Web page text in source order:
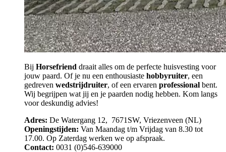
Bij Horsefriend draait alles om de perfecte huisvesting voor
jouw paard. Of je nu een enthousiaste hobbyruiter, een
gedreven wedstrijdruiter, of een ervaren professional bent.
Wij begrijpen wat jij en je paarden nodig hebben. Kom langs
voor deskundig advies!
Adres: De Watergang 12, 7671SW, Vriezenveen (NL)
Openingstijden: Van Maandag t/m Vrijdag van 8.30 tot
17.00. Op Zaterdag werken we op afspraak.
Contact: 0031 (0)546-639000